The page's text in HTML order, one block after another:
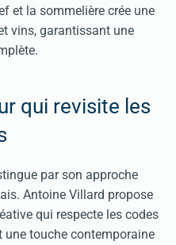
et la sommelière crée une
vins, garantissant une
qui revisite les
par son approche
Antoine Villard propose
qui respecte les codes
touche contemporaine